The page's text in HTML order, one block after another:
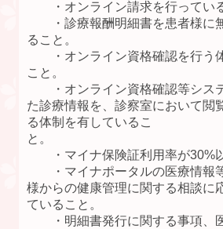
・オンライン請求を行っている
・診療報酬明細書を患者様に
ること。
・オンライン資格確認を行う
こと。
・オンライン資格確認等シス
た診療情報を、診察室において閲
る体制を有しているこ
と
・マイナ保険証利用率が30%以
・マイナポータルの医療情報
様からの健康管理に関する相談に
ていること。
・明細書発行に関する事項、